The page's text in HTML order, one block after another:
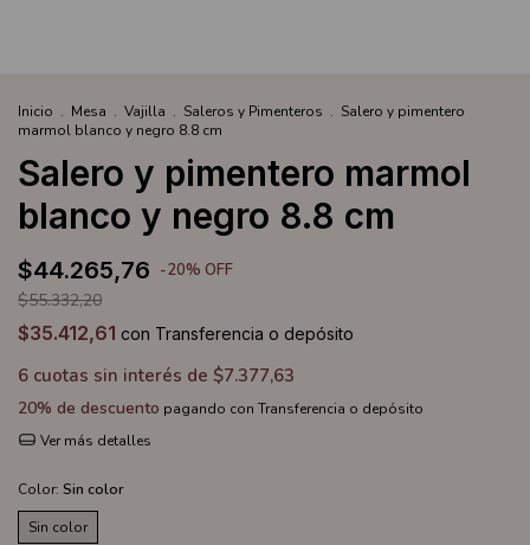
Inicio . Mesa . Vajilla . Saleros y Pimenteros . Salero y pimentero
marmol blanco y negro 8.8 cm
Salero y pimentero marmol
blanco y negro 8.8 cm
$44.265,76 -20% OFF
$55.332,20
$35.412,61 con Transferencia o depósito
6 cuotas sin interés de $7.377,63
20% de descuento pagando con Transferencia o depósito
Ver más detalles
Color: Sin color
Sin color